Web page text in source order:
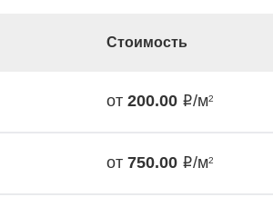
Стоимость
от 200.00 /м2
от 750.00 /м2